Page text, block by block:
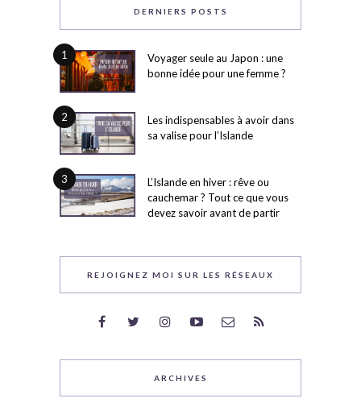
DERNIERS POSTS
1
Voyager seule au Japon : une
bonne idée pour une femme ?
2
Les indispensables à avoir dans
sa valise pour l’Islande
3
L’Islande en hiver : rêve ou
cauchemar ? Tout ce que vous
devez savoir avant de partir
REJOIGNEZ MOI SUR LES RÉSEAUX
ARCHIVES